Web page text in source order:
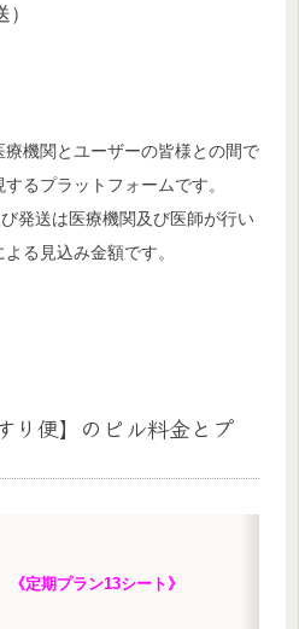
）
機関とユーザーの皆様との間で
るプラットフォームです。
発送は医療機関及び医師が行い
る見込み金額です。
り便】のピル料金とプ
《定期プラン13シート》